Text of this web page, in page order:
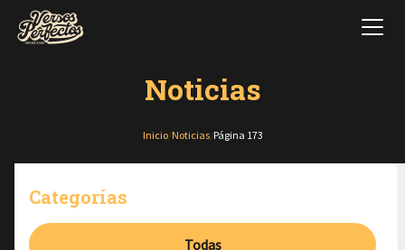
Noticias
Inicio/ Noticias/ Página 173
Categorías
Todas